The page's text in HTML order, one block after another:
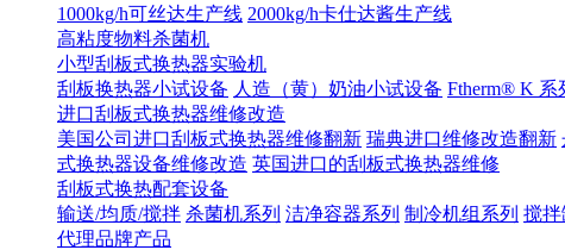
1000kg/h可丝达生产线 2000kg/h卡仕达酱生产线
高粘度物料杀菌机
小型刮板式换热器实验机
刮板换热器小试设备 人造（黄）奶油小试设备 Ftherm® K 系
进口刮板式换热器维修改造
美国公司进口刮板式换热器维修翻新 瑞典进口维修改造翻新
式换热器设备维修改造 英国进口的刮板式换热器维修
刮板式换热配套设备
输送/均质/搅拌 杀菌机系列 洁净容器系列 制冷机组系列 搅拌
代理品牌产品